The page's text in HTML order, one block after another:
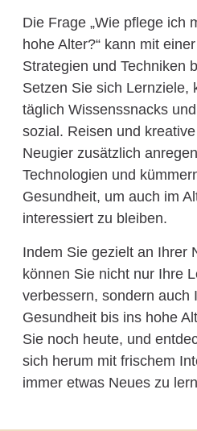
Die Frage „Wie pflege ich
hohe Alter?“ kann mit
Strategien und Techniken
Setzen Sie sich Lernziele,
täglich Wissenssnacks
sozial. Reisen und
Neugier zusätzlich
Technologien und
Gesundheit, um auch im
interessiert zu bleiben.
Indem Sie gezielt an Ihrer
können Sie nicht nur Ihre
verbessern, sondern auch
Gesundheit bis ins hohe
Sie noch heute, und
sich herum mit frischem
immer etwas Neues zu